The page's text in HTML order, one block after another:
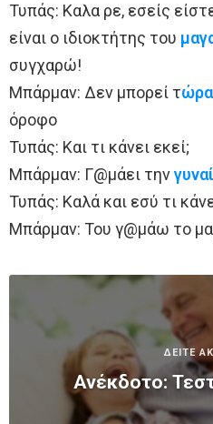
Τυπάς: Καλα ρε, εσείς
είναι ο ιδιοκτήτης του
συγχαρώ!
Μπάρμαν: Δεν μπορεί τώρα
όροφο
Τυπάς: Και τι κάνει εκεί;
Μπάρμαν: Γ@μάει την
Τυπάς: Καλά και εσύ τι
Μπάρμαν: Του γ@μάω το
ΔΕΙΤΕ
Ανέκδοτο: